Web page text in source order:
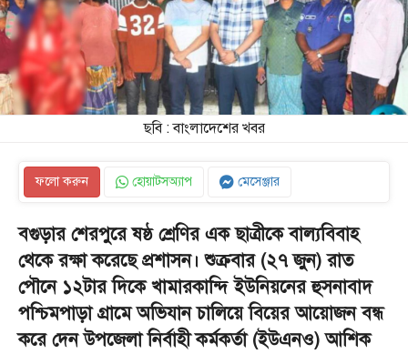
ছবি : বাংলাদেশের খবর
ফলো করুন হোয়াটসঅ্যাপ মেসেঞ্জার
বগুড়ার শেরপুরে ষষ্ঠ শ্রেণির এক ছাত্রীকে বাল্যবিবাহ
থেকে রক্ষা করেছে প্রশাসন। শুক্রবার (২৭ জুন) রাত
পৌনে ১২টার দিকে খামারকান্দি ইউনিয়নের হুসনাবাদ
পশ্চিমপাড়া গ্রামে অভিযান চালিয়ে বিয়ের আয়োজন বন্ধ
করে দেন উপজেলা নির্বাহী কর্মকর্তা (ইউএনও) আশিক